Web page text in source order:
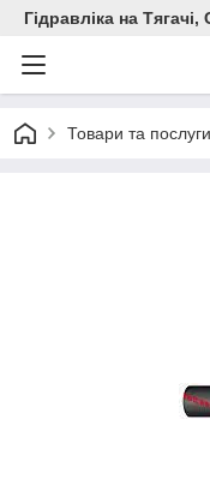
Гідравліка на
Товари та послуги